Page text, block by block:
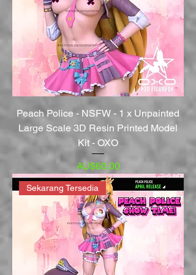
Peach Police - NSFW - 1 x Unpainted
Large Scale 3D Resin Printed Model
Kit - OXO
Harga
AU$60,00
Sekarang Tersedia